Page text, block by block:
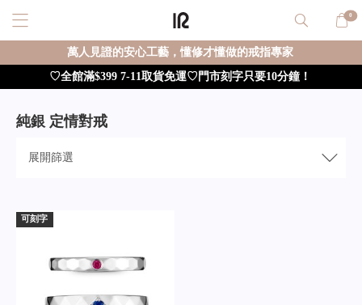
0
萬人見證的安心工藝，懂修才懂做的戒指專家
♡全館滿$399 7-11取貨免運♡門市刻字只要10分鐘！
純銀 定情對戒
重新篩選
展開篩選
可刻字